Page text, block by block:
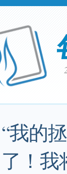
“我的
了！我